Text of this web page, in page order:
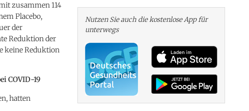
zusammen 114
Placebo,
der
Reduktion der
keine Reduktion
COVID-19
hatten
Nutzen Sie auch die kosten­lose App für
unterwegs